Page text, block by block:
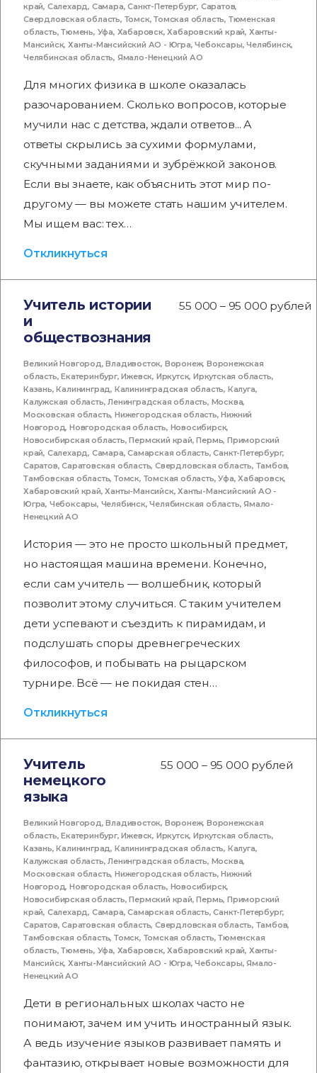
край, Салехард, Самара,Санкт-Петербург, Саратов,
Свердловская область, Томск,Томская область, Тюменская
область,Тюмень, Уфа, Хабаровск,Хабаровский край, Ханты-
Мансийск,Ханты-Мансийский АО - Югра,Чебоксары,Челябинск,
Челябинская область, Ямало-Ненецкий АО
Для многих физика в школе оказалась
разочарованием. Сколько вопросов, которые
мучили нас с детства, ждали ответов... А
ответы скрылись за сухими формулами,
скучными заданиями и зубрёжкой законов.
Если вы знаете, как объяснить этот мир по-
другому — вы можете стать нашим учителем.
Мы ищем вас: тех…
Откликнуться
Учитель истории
и
обществознания
55 000 – 95 000 рублей
Великий Новгород,Владивосток, Воронеж,Воронежская
область,Екатеринбург,Ижевск, Иркутск,Иркутская область,
Казань,Калининград, Калининградская область, Калуга,
Калужская область,Ленинградская область, Москва,
Московская область,Нижегородская область,Нижний
Новгород,Новгородская область, Новосибирск,
Новосибирская область,Пермский край,Пермь,Приморский
край, Салехард, Самара,Самарская область,Санкт-Петербург,
Саратов,Саратовская область,Свердловская область, Тамбов,
Тамбовская область,Томск, Томская область,Уфа,Хабаровск,
Хабаровский край,Ханты-Мансийск,Ханты-Мансийский АО -
Югра, Чебоксары, Челябинск,Челябинская область,Ямало-
Ненецкий АО
История — это не просто школьный предмет,
но настоящая машина времени. Конечно,
если сам учитель — волшебник, который
позволит этому случиться. С таким учителем
дети успевают и съездить к пирамидам, и
подслушать споры древнегреческих
философов, и побывать на рыцарском
турнире. Всё — не покидая стен…
Откликнуться
Учитель
немецкого
языка
55 000 – 95 000 рублей
Великий Новгород,Владивосток, Воронеж,Воронежская
область,Екатеринбург,Ижевск, Иркутск,Иркутская область,
Казань,Калининград, Калининградская область, Калуга,
Калужская область,Ленинградская область, Москва,
Московская область,Нижегородская область,Нижний
Новгород,Новгородская область, Новосибирск,
Новосибирская область,Пермский край,Пермь,Приморский
край, Салехард, Самара,Самарская область,Санкт-Петербург,
Саратов,Саратовская область,Свердловская область, Тамбов,
Тамбовская область,Томск, Томская область,Тюменская
область,Тюмень, Уфа, Хабаровск,Хабаровский край, Ханты-
Мансийск,Ханты-Мансийский АО - Югра,Чебоксары,Ямало-
Ненецкий АО
Дети в региональных школах часто не
понимают, зачем им учить иностранный язык.
А ведь изучение языков развивает память и
фантазию, открывает новые возможности для